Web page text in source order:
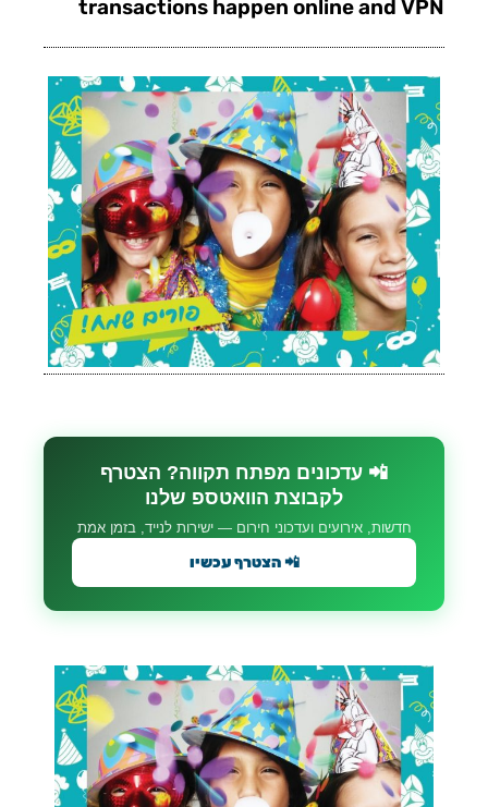
transactions happen online and VPN
📲 עדכונים מפתח תקווה? הצטרף
לקבוצת הוואטספ שלנו
חדשות, אירועים ועדכוני חירום — ישירות לנייד, בזמן אמת
📲 הצטרף עכשיו